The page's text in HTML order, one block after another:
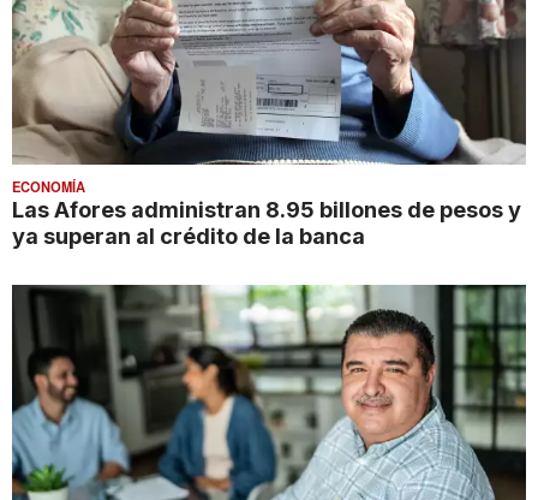
ECONOMÍA
Las Afores administran 8.95 billones de pesos y
ya superan al crédito de la banca